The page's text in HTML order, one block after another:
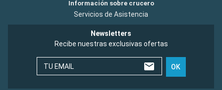
Información sobre crucero
Servicios de Asistencia
Newsletters
Recibe nuestras exclusivas ofertas
TU EMAIL OK